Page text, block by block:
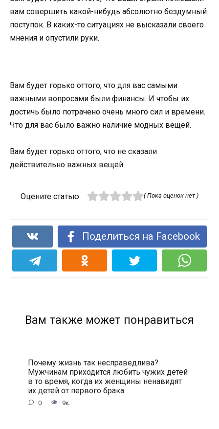
вам совершить какой-нибудь абсолютно бездумный
поступок. В каких-то ситуациях не высказали своего
мнения и опустили руки.
Вам будет горько оттого, что для вас самыми
важными вопросами были финансы. И чтобы их
достичь было потрачено очень много сил и времени.
Что для вас было важно наличие модных вещей.
Вам будет горько оттого, что не сказали
действительно важных вещей.
Оцените статью ( Пока оценок нет )
Поделиться на Facebook
Вам также может понравиться
Почему жизнь так несправедлива?
Мужчинам приходится любить чужих детей
в то время, когда их женщины ненавидят
их детей от первого брака
0 9к.